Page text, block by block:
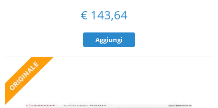
€ 143,64
Aggiungi